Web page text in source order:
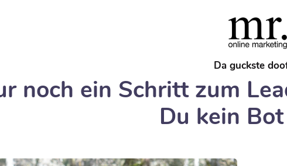
Da guckste
noch ein Schritt zum
Du kein